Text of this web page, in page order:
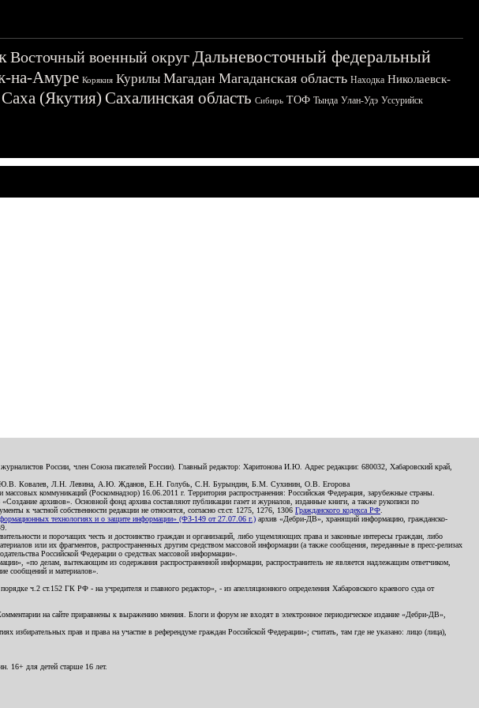
Восточный военный округДальневосточный федеральный
на-Амуре Корякия Курилы Магадан Магаданская область Находка Николаевск-
(Якутия) Сахалинская область Сибирь ТОФ Тында Улан-Удэ Уссурийск
России, член Союза писателей России). Главный редактор: Харитонова И.Ю. Адрес редакции: 680032, Хабаровский край,
Ю.В. Ковалев, Л.Н. Левина, А.Ю. Жданов, Е.Н. Голубь, С.Н. Бурындин, Б.М. Сухинин, О.В. Егорова
коммуникаций (Роскомнадзор) 16.06.2011 г. Территория распространения: Российская Федерация, зарубежные страны.
«Создание архивов». Основной фонд архива составляют публикации газет и журналов, изданные книги, а также рукописи по
к частной собственности редакции не относятся, согласно ст.ст. 1275, 1276, 1306 Гражданского кодекса РФ
технологиях и о защите информации» (ФЗ-149 от 27.07.06 г.) архив «Дебри-ДВ», хранящий информацию, гражданско-
и порочащих честь и достоинство граждан и организаций, либо ущемляющих права и законные интересы граждан, либо
или их фрагментов, распространенных другим средством массовой информации (а также сообщения, переданные в пресс-релизах
Российской Федерации о средствах массовой информации».
«по делам, вытекающим из содержания распространенной информации, распространитель не является надлежащим ответчиком,
сообщений и материалов».
ч.2 ст.152 ГК РФ - на учредителя и главного редактор», - из апелляционного определения Хабаровского краевого суда от
на сайте приравнены к выражению мнения. Блоги и форум не входят в электронное периодическое издание «Дебри-ДВ»,
прав и права на участие в референдуме граждан Российской Федерации»; считать, там где не указано: лицо (лица),
16+ для детей старше 16 лет.